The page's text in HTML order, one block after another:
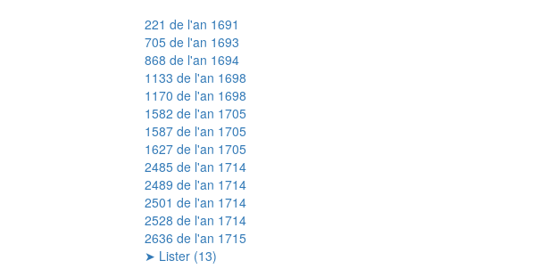
221 de l'an 1691
705 de l'an 1693
868 de l'an 1694
1133 de l'an 1698
1170 de l'an 1698
1582 de l'an 1705
1587 de l'an 1705
1627 de l'an 1705
2485 de l'an 1714
2489 de l'an 1714
2501 de l'an 1714
2528 de l'an 1714
2636 de l'an 1715
➤ Lister (13)